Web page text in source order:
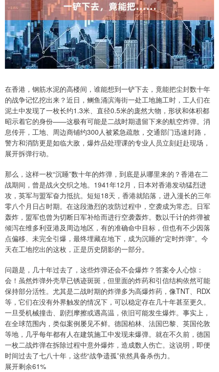
在香港，钢筋水泥的高楼间，谁能想到一铲下去，竟能把尘封数十年
的战争记忆挖出来？近日，鲗鱼涌滨海街一处工地施工时，工人们在
泥土中发现了一枚长约1.3米、直径0.5米的庞然大物，形状和体积都
昭示着它的身份——这极有可能是二战时期遗留下来的航空炸弹。消
息传开，工地、周边商铺约300人被紧急疏散，交通部门迅速封路，
警方和消防更是如临大敌，爆炸品处理课的专业人员立刻赶赴现场，
展开拆弹行动。
那么，这样一枚“沉睡”数十年的炸弹，到底是从哪里来的？香港在二
战期间，曾是战火交织之地。1941年12月，日本对香港发动猛烈进
攻，英军与盟军奋力抵抗。短短18天，香港就陷落，进入漫长的三年
零八个月日占时期。在这段激烈的攻防过程中，空袭成为常态。日军
轰炸，盟军也曾为切断日军补给而进行空袭轰炸。数以千计的炸弹被
倾泻在维多利亚港及周边地区，有的准确命中目标，但也有不少因落
点偏移、未完全引爆，最终埋藏在地下，成为沉睡的“定时炸弹”。今
天在工地挖出的这枚，正是历史阴影的一部分。
问题是，几十年过去了，这些炸弹还会不会爆炸？答案令人心惊：
会！虽然炸弹外壳早已锈迹斑斑，但里面的炸药和引信结构依然可能
保持部分活性。尤其是二战时期的炸弹多为高爆炸药，像TNT、RDX
等，它们在没有外界触发的情况下，可以稳定存在几十年甚至更久。
一旦受机械撞击、剧烈摩擦或遇高温，依旧可能发生爆炸。事实上，
在全球范围内，类似案例屡见不鲜。德国柏林、法国巴黎、英国伦敦
等地，几乎每年都有人在建筑施工中发现未爆弹。就在不久前，德国
一枚二战炸弹在拆除过程中意外爆炸，造成数人伤亡。这说明，即便
时间过去了七八十年，这些“战争遗孤”依然具备杀伤力。
展开剩余61%